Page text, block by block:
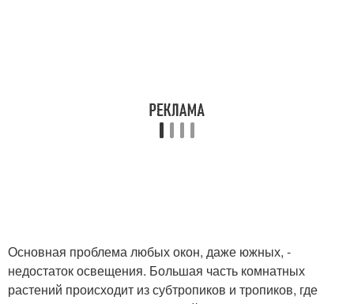
Основная проблема любых окон, даже южных, -
недостаток освещения. Большая часть комнатных
растений происходит из субтропиков и тропиков, где